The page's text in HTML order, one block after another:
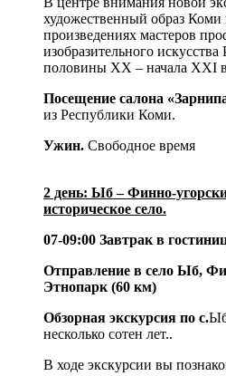
художественный образ
произведениях мастеров
изобразительного
половины XX – начала XXI
Посещение салона
из Республики Коми.
Ужин. Свободное время
2 день: Ыб – Финно-
историческое село.
07-09:00 Завтрак в
Отправление в село Ыб,
Этнопарк (60 км)
Обзорная экскурсия по с.
несколько сотен лет..
В ходе экскурсии вы